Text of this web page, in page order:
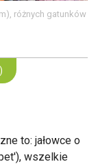
różnych gatunków
to: jałowce o
wszelkie